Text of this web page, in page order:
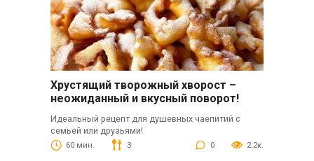
Хрустящий творожный хворост –
неожиданный и вкусный поворот!
Идеальный рецепт для душевных чаепитий с
семьей или друзьями!
60 мин. 3 0 2.2к.